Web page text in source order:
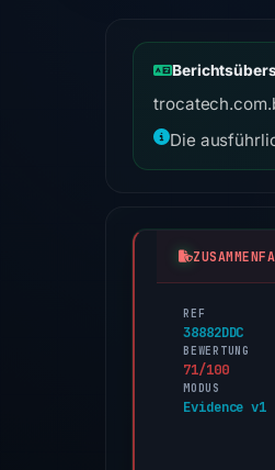
Die
REF
38882DDC
BEWERTUNG
71/100
MODUS
Evidence v1